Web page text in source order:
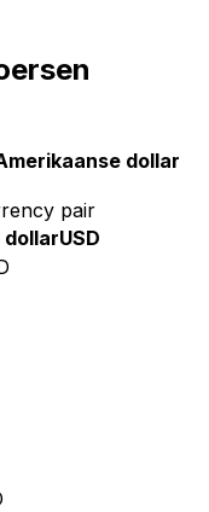
dollar
pair
dollarUSD